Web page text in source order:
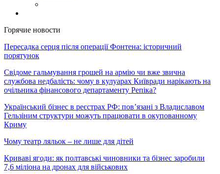
Горячие новости
Пересадка серця після операції Фонтена: історичний
порятунок
Свідоме гальмування грошей на армію чи вже звична
службова недбалість: чому в кулуарах Київради нарікають на
очільника фінансового департаменту Репіка?
Український бізнес в реєстрах РФ: пов’язані з Владиславом
Гельзіним структури можуть працювати в окупованному
Криму
Чому театр ляльок – не лише для дітей
Криваві ягоди: як полтавські чиновники та бізнес заробили
7,6 міліона на дронах для військових